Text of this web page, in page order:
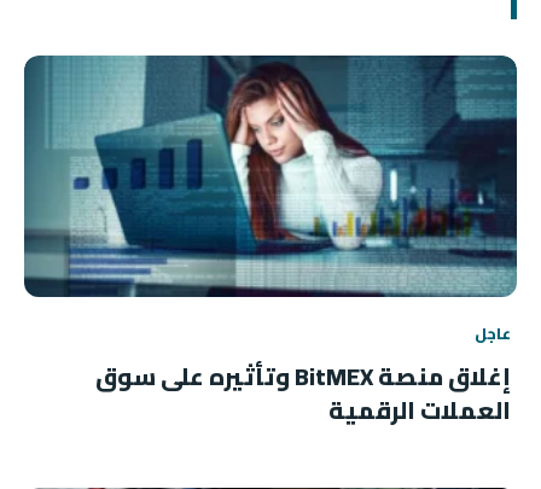
عاجل
إغلاق منصة BitMEX وتأثيره على سوق
العملات الرقمية